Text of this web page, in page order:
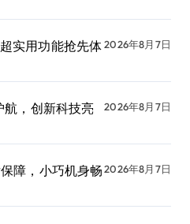
实用功能抢先体2026年8月7日
航，创新科技亮
2026年8月7日
障，小巧机身畅2026年8月7日